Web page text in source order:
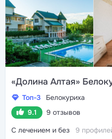
«Долина Алтая»
Топ-3
Белокуриха
9.1
9 отзывов
С лечением и без 9